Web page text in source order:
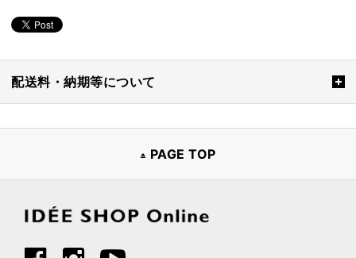
配送料・納期等について
PAGE TOP